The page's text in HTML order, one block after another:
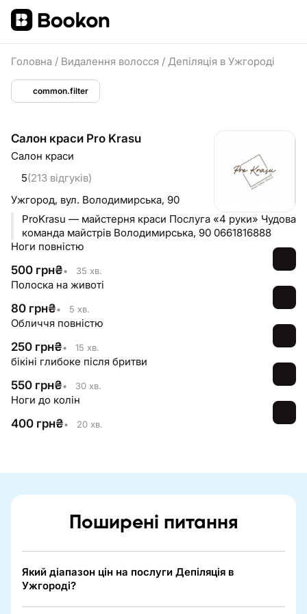
Головна / Видалення волосся / Депіляція в Ужгороді
common.filter
Салон краси Pro Krasu
Салон краси
5(213 відгуків)
Ужгород, вул. Володимирська, 90
ProKrasu — майстерня краси Послуга «4 руки» Чудова
команда майстрів Володимирська, 90 0661816888
Ноги повністю
500 грн₴• 35 хв.
Полоска на животі
80 грн₴• 5 хв.
Обличчя повністю
250 грн₴• 15 хв.
бікіні глибоке після бритви
550 грн₴• 30 хв.
Ноги до колін
400 грн₴• 20 хв.
Поширені питання
Який діапазон цін на послуги Депіляція в
Ужгороді?